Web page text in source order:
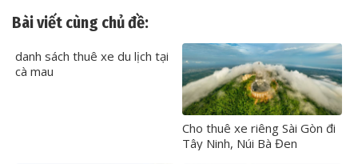
Bài viết cùng chủ đề:
danh sách thuê xe du lịch tại
cà mau
Cho thuê xe riêng Sài Gòn đi
Tây Ninh, Núi Bà Đen